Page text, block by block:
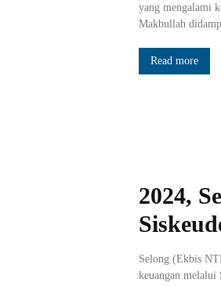
yang mengalami
Makbullah
Read more
2024,
Selong (Ekbis
keuangan melalui